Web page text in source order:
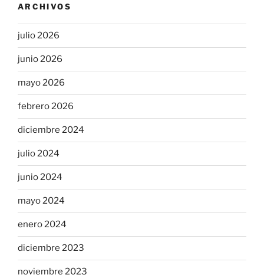
ARCHIVOS
julio 2026
junio 2026
mayo 2026
febrero 2026
diciembre 2024
julio 2024
junio 2024
mayo 2024
enero 2024
diciembre 2023
noviembre 2023